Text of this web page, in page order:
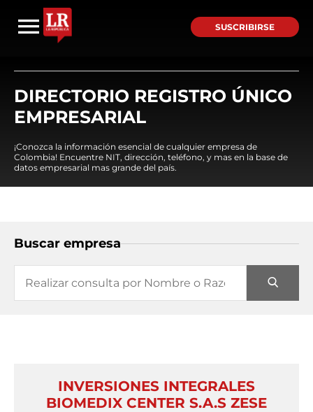
SUSCRIBIRSE
DIRECTORIO REGISTRO ÚNICO
EMPRESARIAL
¡Conozca la información esencial de cualquier empresa de
Colombia! Encuentre NIT, dirección, teléfono, y mas en la base de
datos empresarial mas grande del país.
Buscar empresa
INVERSIONES INTEGRALES
BIOMEDIX CENTER S.A.S ZESE